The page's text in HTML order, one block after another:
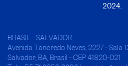
2024.
BRASIL - SALVADOR
Avenida Tancredo Neves, 2227 - Sala
Salvador, BA, Brasil - CEP 41820-021